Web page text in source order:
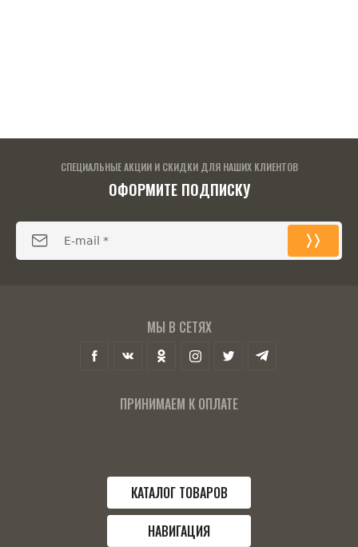
СПЕЦИАЛЬНЫЕ АКЦИИ И СКИДКИ ДЛЯ НАШИХ КЛИЕНТОВ
ОФОРМИТЕ ПОДПИСКУ
МЫ В СЕТЯХ
ПРИНИМАЕМ К ОПЛАТЕ
КАТАЛОГ ТОВАРОВ
НАВИГАЦИЯ